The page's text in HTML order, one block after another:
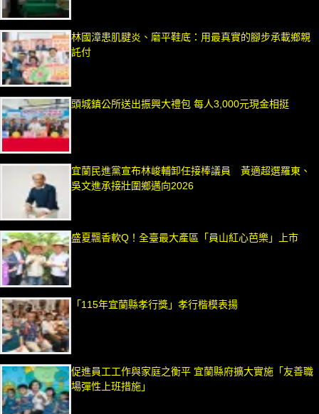
林國漳患肌腱炎、磨平鞋底：用最真實的腳步承載鄉親
託付
頭城鎮公所送出振興大禮包 每人3,000元現金相挺
宜蘭民進黨宣布林峻輔卸任接棒議員 黃適超選羅東、
吳文進承接壯圍鄉邁向2026
盛夏飄香軟Q！全臺最大產區「員山紅心芭樂」上市
「115年宜蘭縣孝行獎」孝行楷模表揚
促進員工工作與家庭之衡平 宜蘭縣府擴大實施「友善職
場彈性上班措施」